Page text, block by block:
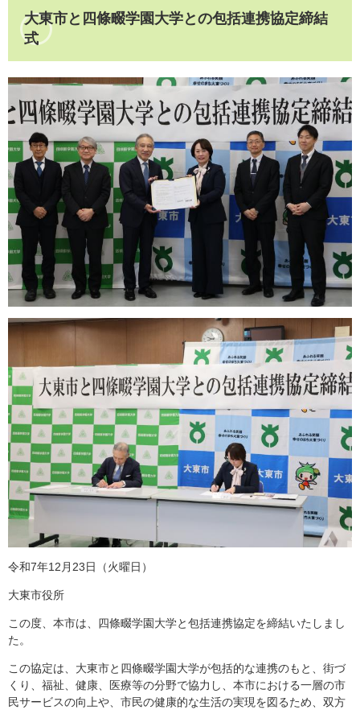
大東市と四條畷学園大学との包括連携協定締結
式
令和7年12月23日（火曜日）
大東市役所
この度、本市は、四條畷学園大学と包括連携協定を締結いたしまし
た。
この協定は、大東市と四條畷学園大学が包括的な連携のもと、街づ
くり、福祉、健康、医療等の分野で協力し、本市における一層の市
民サービスの向上や、市民の健康的な生活の実現を図るため、双方